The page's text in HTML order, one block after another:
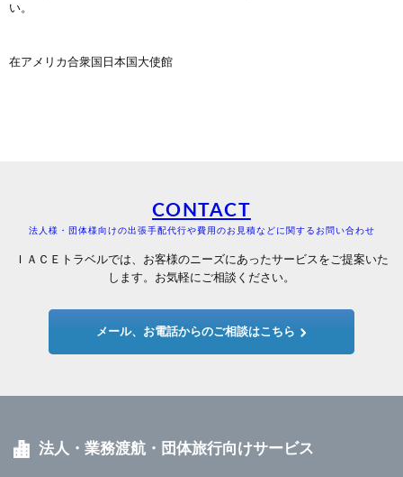
い。
在アメリカ合衆国日本国大使館
CONTACT
法人様・団体様向けの出張手配代行や費用のお見積などに関するお問い合わせ
ＩＡＣＥトラベルでは、お客様のニーズにあったサービスをご提案いた
します。お気軽にご相談ください。
メール、お電話からのご相談はこちら
法人・業務渡航・団体旅行向けサービス